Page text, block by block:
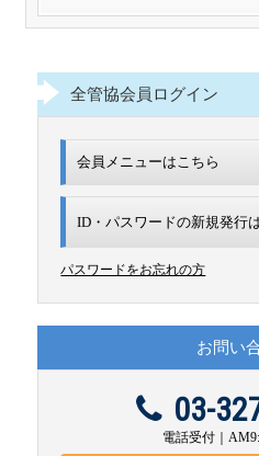
全管協会員ログイン
会員メニューはこちら
ID・パスワードの新規発行
パスワードをお忘れの方
お問い
03-
電話受付｜